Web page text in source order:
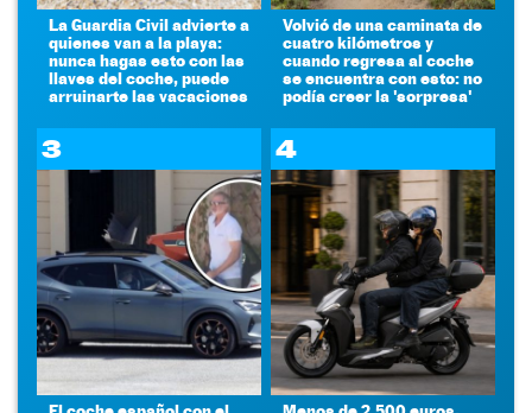
La Guardia Civil advierte a
quienes van a la playa:
nunca hagas esto con las
llaves del coche, puede
arruinarte las vacaciones
Volvió de una caminata de
cuatro kilómetros y
cuando regresa al coche
se encuentra con esto: no
podía creer la 'sorpresa'
3 4